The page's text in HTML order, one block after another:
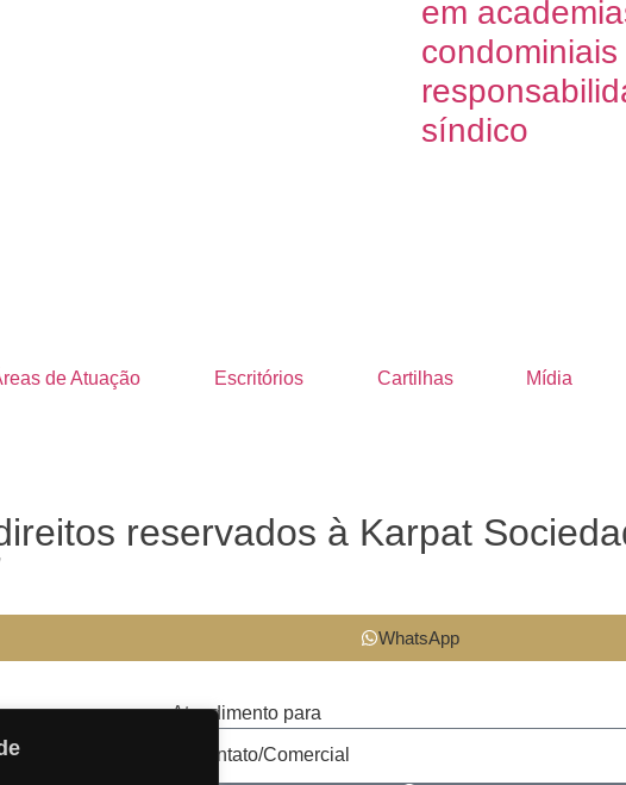
em
síndico
de Atuação Escritórios Cartilhas Mídia
reservados à Karpat
WhatsApp
Atendimento para